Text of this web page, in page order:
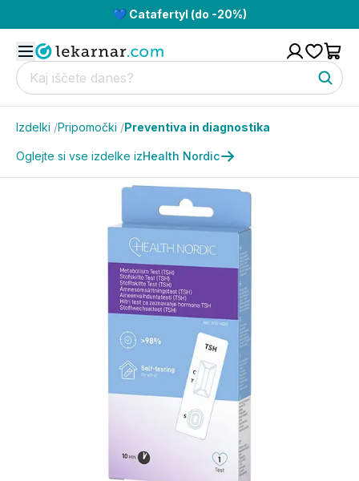
💙 Catafertyl (do -20%)
Izdelki /Pripomočki /Preventiva in diagnostika
Oglejte si vse izdelke izHealth Nordic